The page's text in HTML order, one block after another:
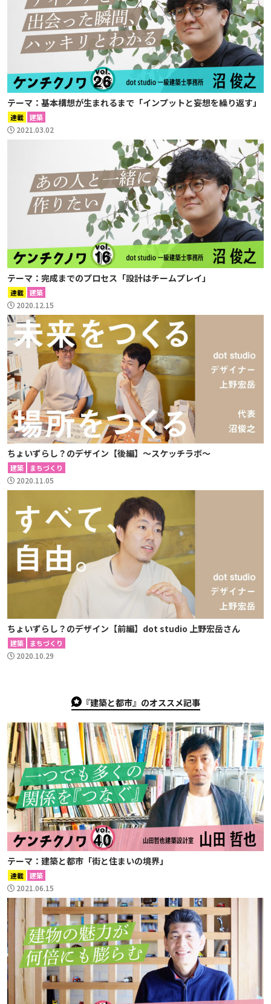
テーマ：基本構想が生まれるまで「インプットと妄想を繰り返す」
連載 建築
2021.03.02
テーマ：完成までのプロセス「設計はチームプレイ」
連載 建築
2020.12.15
ちょいずらし？のデザイン【後編】〜スケッチラボ〜
建築 まちづくり
2020.11.05
ちょいずらし？のデザイン【前編】dot studio 上野宏岳さん
建築 まちづくり
2020.10.29
『建築と都市』のオススメ記事
テーマ：建築と都市「街と住まいの境界」
連載 建築
2021.06.15